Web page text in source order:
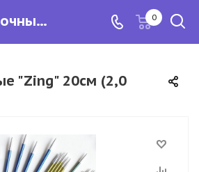
Спицы чулочные "Zing" 20см 0
"Zing" 20см (2,0